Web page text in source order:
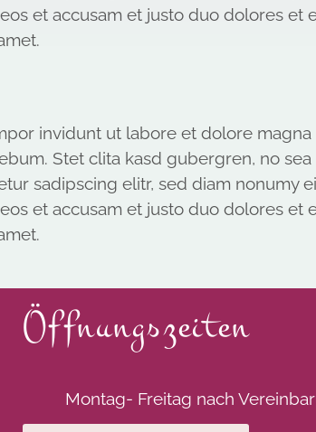
et accusam et justo duo dolores et
invidunt ut labore et dolore magna
Stet clita kasd gubergren, no sea
sadipscing elitr, sed diam nonumy
et accusam et justo duo dolores et
Öffnungszeiten
Montag- Freitag nach